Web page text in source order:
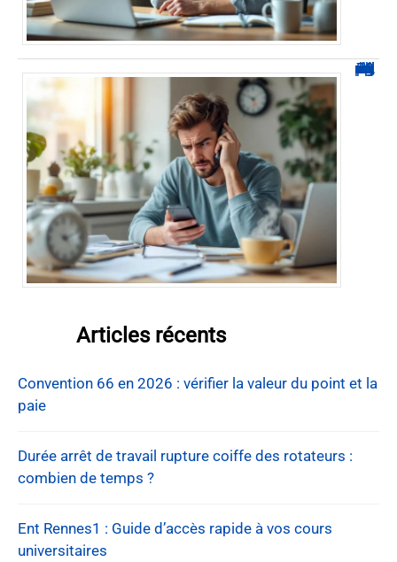
0270 démarchage : comment repérer, bloquer et signaler ces appels
Articles récents
Convention 66 en 2026 : vérifier la valeur du point et la
paie
Durée arrêt de travail rupture coiffe des rotateurs :
combien de temps ?
Ent Rennes1 : Guide d’accès rapide à vos cours
universitaires